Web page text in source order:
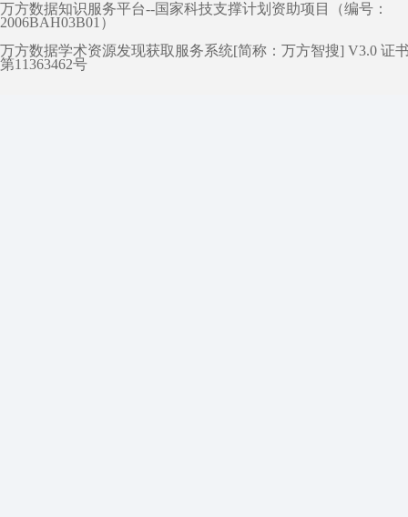
万方数据知识服务平台--国家科技支撑计划资助项目（编号：
2006BAH03B01）
万方数据学术资源发现获取服务系统[简称：万方智搜] V3.0 证
第11363462号